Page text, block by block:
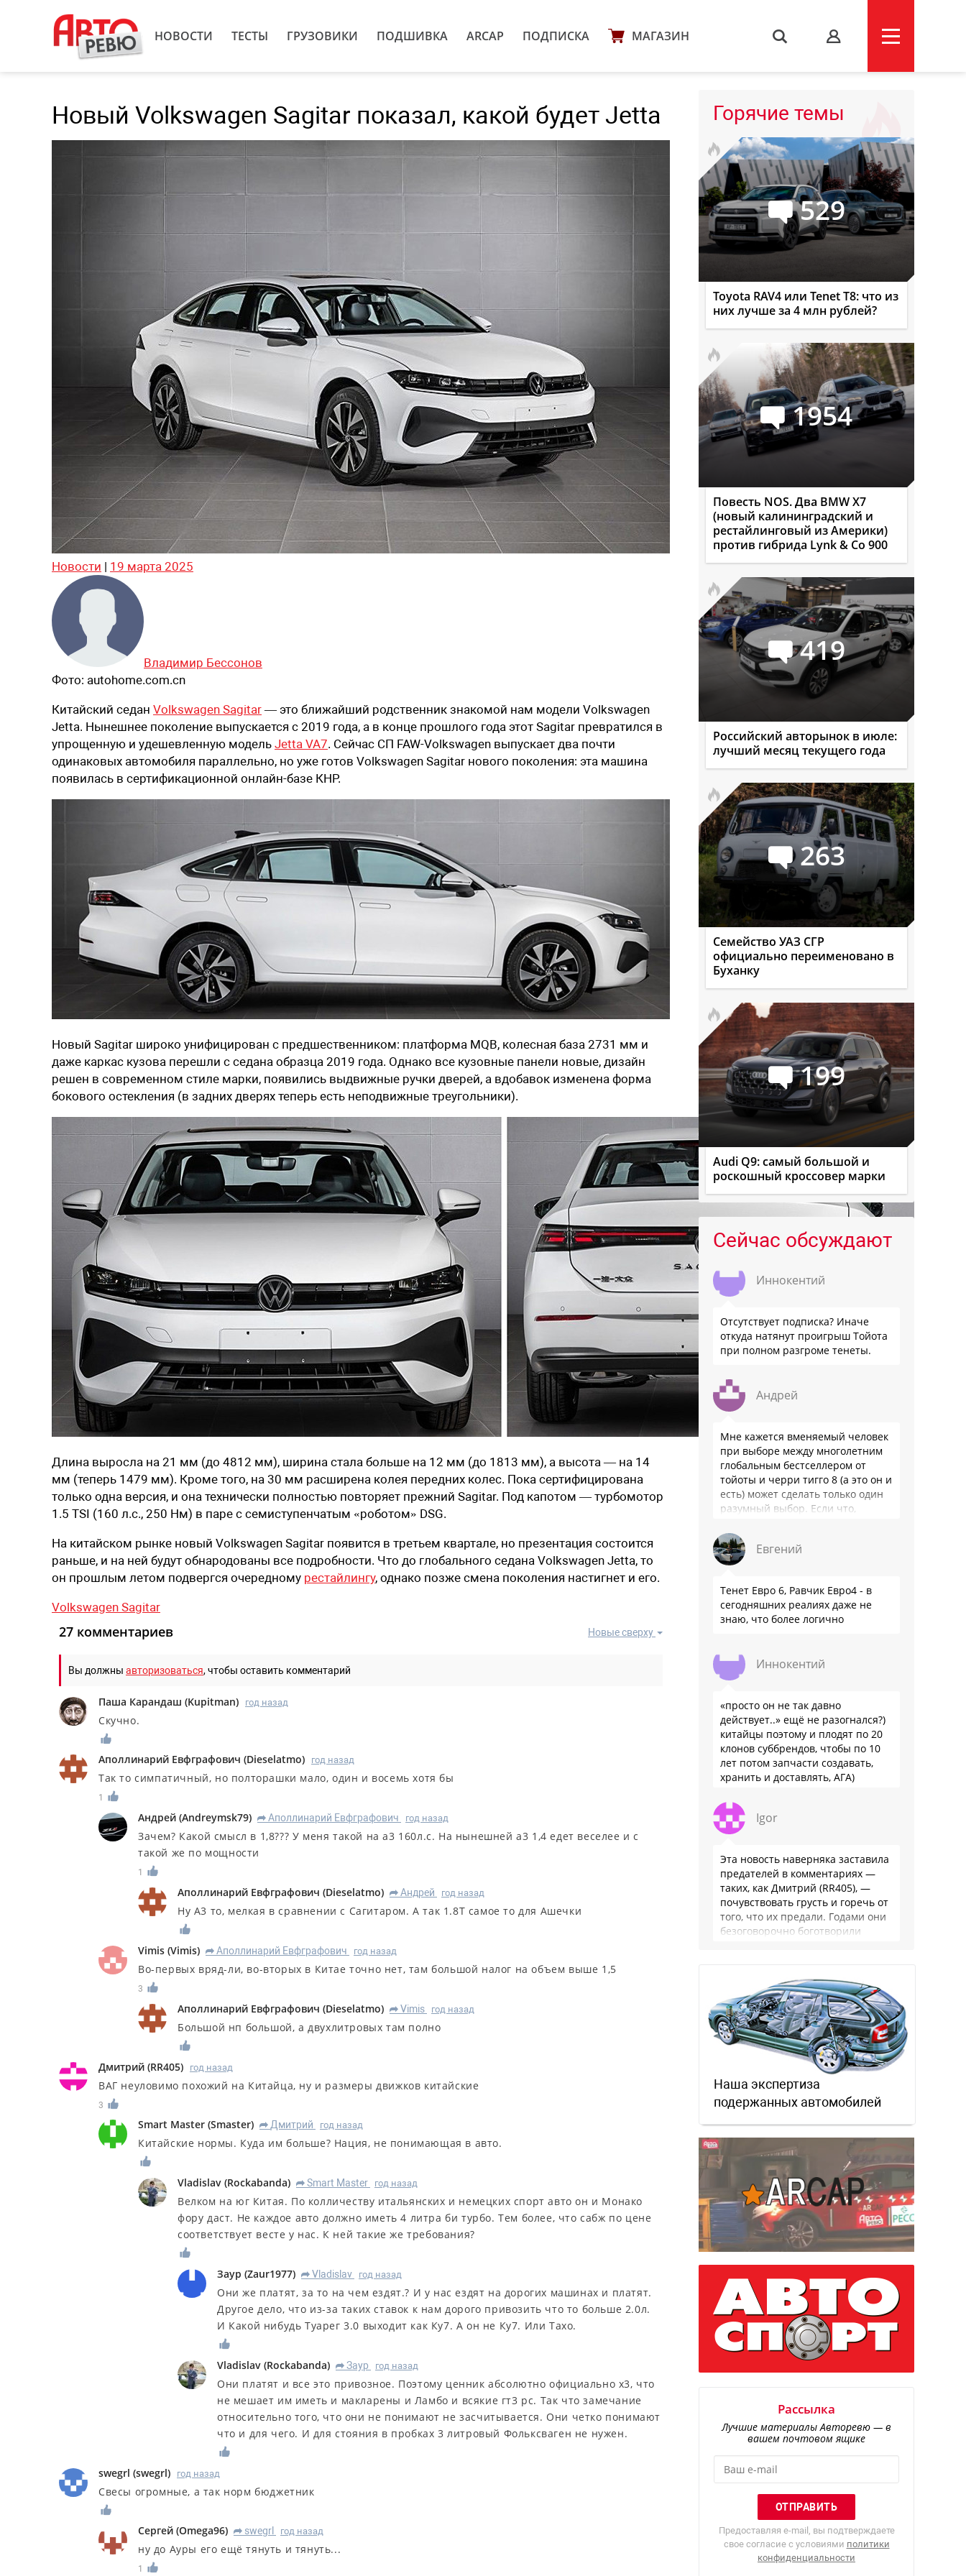
НОВОСТИ ТЕСТЫ ГРУЗОВИКИ ПОДШИВКА ARCAP ПОДПИСКА МАГАЗИН s
Новый Volkswagen Sagitar показал, какой будет Jetta
Новости | 19 марта 2025
Владимир Бессонов
Фото: autohome.com.cn
Китайский седан Volkswagen Sagitar — это ближайший родственник знакомой нам модели Volkswagen
Jetta. Нынешнее поколение выпускается с 2019 года, а в конце прошлого года этот Sagitar превратился в
упрощенную и удешевленную модель Jetta VA7. Сейчас СП FAW-Volkswagen выпускает два почти
одинаковых автомобиля параллельно, но уже готов Volkswagen Sagitar нового поколения: эта машина
появилась в сертификационной онлайн-базе КНР.
Новый Sagitar широко унифицирован с предшественником: платформа MQB, колесная база 2731 мм и
даже каркас кузова перешли с седана образца 2019 года. Однако все кузовные панели новые, дизайн
решен в современном стиле марки, появились выдвижные ручки дверей, а вдобавок изменена форма
бокового остекления (в задних дверях теперь есть неподвижные треугольники).
Длина выросла на 21 мм (до 4812 мм), ширина стала больше на 12 мм (до 1813 мм), а высота — на 14
мм (теперь 1479 мм). Кроме того, на 30 мм расширена колея передних колес. Пока сертифицирована
только одна версия, и она технически полностью повторяет прежний Sagitar. Под капотом — турбомотор
1.5 TSI (160 л.с., 250 Нм) в паре с семиступенчатым «роботом» DSG.
На китайском рынке новый Volkswagen Sagitar появится в третьем квартале, но презентация состоится
раньше, и на ней будут обнародованы все подробности. Что до глобального седана Volkswagen Jetta, то
он прошлым летом подвергся очередному рестайлингу, однако позже смена поколения настигнет и его.
Volkswagen Sagitar
Новые сверху
27 комментариев
Вы должны авторизоваться, чтобы оставить комментарий
Паша Карандаш (Kupitman) год назад
Скучно.
Аполлинарий Евфграфович (Dieselatmo) год назад
Так то симпатичный, но полторашки мало, один и восемь хотя бы
1
Андрей (Andreymsk79) R Аполлинарий Евфграфович год назад
Зачем? Какой смысл в 1,8??? У меня такой на а3 160л.с. На нынешней а3 1,4 едет веселее и с
такой же по мощности
1
Аполлинарий Евфграфович (Dieselatmo) R Андрей год назад
Ну А3 то, мелкая в сравнении с Сагитаром. А так 1.8Т самое то для Ашечки
Vimis (Vimis) R Аполлинарий Евфграфович год назад
Во-первых вряд-ли, во-вторых в Китае точно нет, там большой налог на объем выше 1,5
3
Аполлинарий Евфграфович (Dieselatmo) R Vimis год назад
Большой нп большой, а двухлитровых там полно
Дмитрий (RR405) год назад
ВАГ неуловимо похожий на Китайца, ну и размеры движков китайские
3
Smart Master (Smaster) R Дмитрий год назад
Китайские нормы. Куда им больше? Нация, не понимающая в авто.
Vladislav (Rockabanda) R Smart Master год назад
Велком на юг Китая. По колличеству итальянских и немецких спорт авто он и Монако
фору даст. Не каждое авто должно иметь 4 литра би турбо. Тем более, что сабж по цене
соответствует весте у нас. К ней такие же требования?
Заур (Zaur1977) R Vladislav год назад
Они же платят, за то на чем ездят.? И у нас ездят на дорогих машинах и платят.
Другое дело, что из-за таких ставок к нам дорого привозить что то больше 2.0л.
И Какой нибудь Туарег 3.0 выходит как Ку7. А он не Ку7. Или Тахо.
Vladislav (Rockabanda) R Заур год назад
Они платят и все это привозное. Поэтому ценник абсолютно официально х3, что
не мешает им иметь и макларены и Ламбо и всякие гт3 рс. Так что замечание
относительно того, что они не понимают не засчитывается. Они четко понимают
что и для чего. И для стояния в пробках 3 литровый Фольксваген не нужен.
swegrl (swegrl) год назад
Свесы огромные, а так норм бюджетник
Сергей (Omega96) R swegrl год назад
ну до Ауры его ещё тянуть и тянуть...
1
Горячие темы
529
Toyota RAV4 или Tenet T8: что из
них лучше за 4 млн рублей?
1954
Повесть NOS. Два BMW X7
(новый калининградский и
рестайлинговый из Америки)
против гибрида Lynk & Co 900
419
Российский авторынок в июле:
лучший месяц текущего года
263
Семейство УАЗ СГР
официально переименовано в
Буханку
199
Audi Q9: самый большой и
роскошный кроссовер марки
Сейчас обсуждают
Иннокентий
Отсутствует подписка? Иначе
откуда натянут проигрыш Тойота
при полном разгроме тенеты.
Андрей
Мне кажется вменяемый человек
при выборе между многолетним
глобальным бестселлером от
тойоты и черри тигго 8 (а это он и
есть) может сделать только один
разумный выбор. Если что,
Евгений
Тенет Евро 6, Равчик Евро4 - в
сегодняшних реалиях даже не
знаю, что более логично
Иннокентий
«просто он не так давно
действует..» ещё не разогнался?)
китайцы поэтому и плодят по 20
клонов суббрендов, чтобы по 10
лет потом запчасти создавать,
хранить и доставлять, АГА)
Igor
Эта новость наверняка заставила
предателей в комментариях —
таких, как Дмитрий (RR405), —
почувствовать грусть и горечь от
того, что их предали. Годами они
безоговорочно боготворили
Наша экспертиза
подержанных автомобилей
Рассылка
Лучшие материалы Авторевю — в
вашем почтовом ящике
Предоставляя e-mail, вы подтверждаете
свое согласие с условиями политики
конфиденциальности